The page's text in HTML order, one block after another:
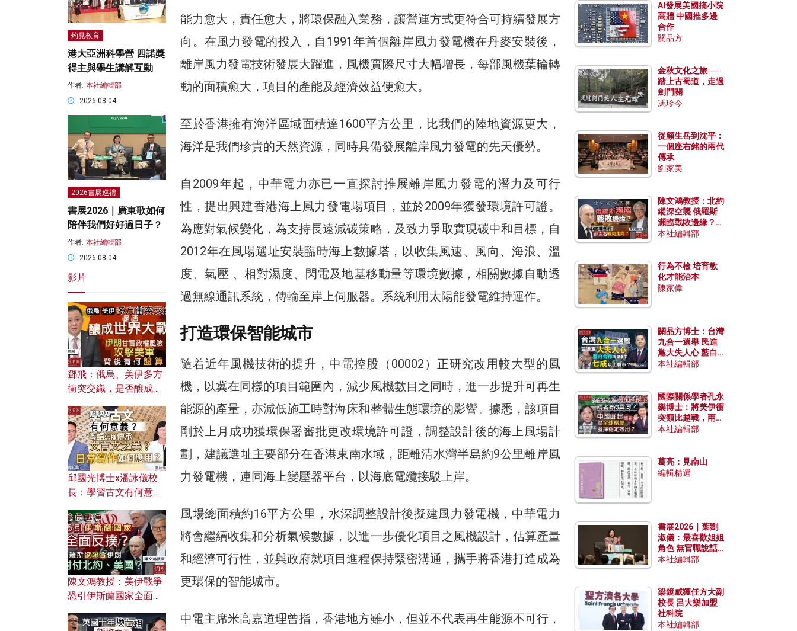
能力愈大，責任愈大，將環保融入業務，讓營運方式更符合可持續發展方
向。在風力發電的投入，自1991年首個離岸風力發電機在丹麥安裝後，
離岸風力發電技術發展大躍進，風機實際尺寸大幅增長，每部風機葉輪轉
動的面積愈大，項目的產能及經濟效益便愈大。
至於香港擁有海洋區域面積達1600平方公里，比我們的陸地資源更大，
海洋是我們珍貴的天然資源，同時具備發展離岸風力發電的先天優勢。
自2009年起，中華電力亦已一直探討推展離岸風力發電的潛力及可行
性，提出興建香港海上風力發電場項目，並於2009年獲發環境許可證。
為應對氣候變化，為支持長遠減碳策略，及致力爭取實現碳中和目標，自
2012年在風場選址安裝臨時海上數據塔，以收集風速、風向、海浪、溫
度、氣壓 、相對濕度、閃電及地基移動量等環境數據，相關數據自動透
過無線通訊系統，傳輸至岸上伺服器。系統利用太陽能發電維持運作。
打造環保智能城市
隨着近年風機技術的提升，中電控股（00002）正研究改用較大型的風
機，以冀在同樣的項目範圍內，減少風機數目之同時，進一步提升可再生
能源的產量，亦減低施工時對海床和整體生態環境的影響。據悉，該項目
剛於上月成功獲環保署審批更改環境許可證，調整設計後的海上風場計
劃，建議選址主要部分在香港東南水域，距離清水灣半島約9公里離岸風
力發電機，連同海上變壓器平台，以海底電纜接駁上岸。
風場總面積約16平方公里，水深調整設計後擬建風力發電機，中華電力
將會繼續收集和分析氣候數據，以進一步優化項目之風機設計，估算產量
和經濟可行性，並與政府就項目進程保持緊密溝通，攜手將香港打造成為
更環保的智能城市。
中電主席米高嘉道理曾指，香港地方雖小，但並不代表再生能源不可行，
灼見教育
港大亞洲科學營 四諾獎
得主與學生講解互動
作者: 本社編輯部
2026-08-04
2026書展巡禮
書展2026｜廣東歌如何
陪伴我們好好過日子？
作者: 本社編輯部
2026-08-04
影片
鄧飛：俄烏、美伊多方
衝突交織，是否釀成世
風險攻擊美軍，背後有
何盤算？
邱國光博士x潘詠儀校
長：學習古文有何意
文之美？ 日常寫作如何
應用？
陳文鴻教授：美伊戰爭
恐引伊斯蘭國家全面反
對付北約美國？
AI發展美國搞小院
高牆 中國推多邊
合作
關品方
金秋文化之旅──
踏上古蜀道，走過
劍門關
馮珍今
從顧生岳到沈平：
一個座右銘的兩代
傳承
劉家美
陳文鴻教授：北約
縱深空襲 俄羅斯
瀕臨戰敗邊緣？中
國零部件能左右戰
本社編輯部
行為不檢 培育教
化才能治本
陳家偉
關品方博士：台灣
九合一選舉 民進
黨大失人心 藍白
合作有望拿下七成
本社編輯部
國際關係學者孔永
樂博士：將美伊衝
突類比越戰，兩者
有何異同？中國崛
本社編輯部
葛亮：見南山
編輯精選
書展2026｜葉劉
淑儀：最喜歡姐姐
角色 無官職說話
包袱少
本社編輯部
梁鏡威獲任方大副
校長 呂大樂加盟
社科院
本社編輯部